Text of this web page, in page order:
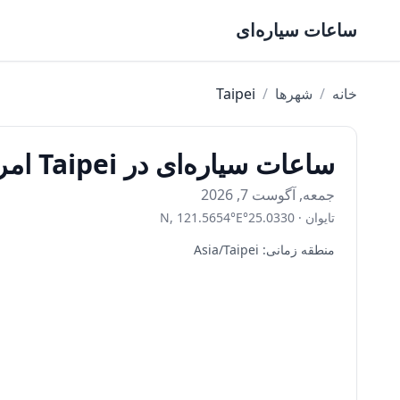
ساعات سیاره‌ای
خانه / شهرها /
Taipei
ساعات سیاره‌ای در Taipei امروز
جمعه, آگوست 7, 2026
تایوان ·
25.0330
°
N, 121.5654°E
منطقه زمانی:
Asia/Taipei